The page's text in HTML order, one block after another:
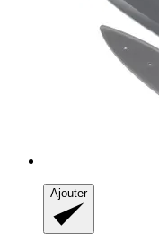
Ajouter